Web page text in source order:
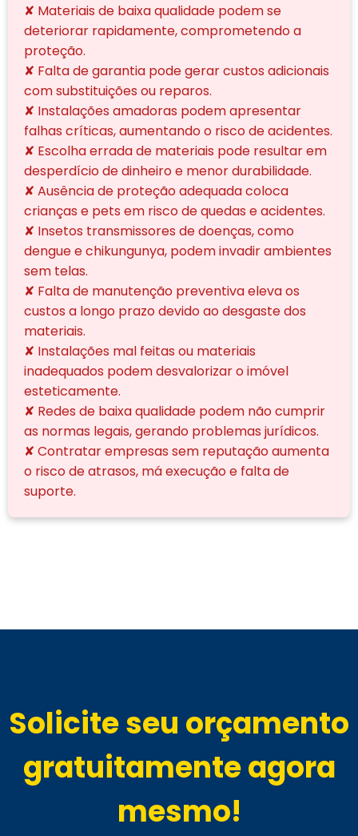
✘ Materiais de baixa qualidade podem se
deteriorar rapidamente, comprometendo a
proteção.
✘ Falta de garantia pode gerar custos adicionais
com substituições ou reparos.
✘ Instalações amadoras podem apresentar
falhas críticas, aumentando o risco de acidentes.
✘ Escolha errada de materiais pode resultar em
desperdício de dinheiro e menor durabilidade.
✘ Ausência de proteção adequada coloca
crianças e pets em risco de quedas e acidentes.
✘ Insetos transmissores de doenças, como
dengue e chikungunya, podem invadir ambientes
sem telas.
✘ Falta de manutenção preventiva eleva os
custos a longo prazo devido ao desgaste dos
materiais.
✘ Instalações mal feitas ou materiais
inadequados podem desvalorizar o imóvel
esteticamente.
✘ Redes de baixa qualidade podem não cumprir
as normas legais, gerando problemas jurídicos.
✘ Contratar empresas sem reputação aumenta
o risco de atrasos, má execução e falta de
suporte.
Solicite seu orçamento
gratuitamente agora
mesmo!